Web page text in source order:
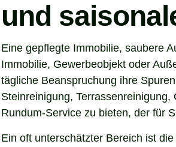
und
Eine gepflegte Immobilie, saubere
Immobilie, Gewerbeobjekt oder
tägliche Beanspruchung ihre
Steinreinigung,
Rundum-Service zu bieten, der für
Ein oft unterschätzter Bereich ist